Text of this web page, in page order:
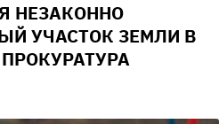
НЕЗАКОННО
УЧАСТОК ЗЕМЛИ В